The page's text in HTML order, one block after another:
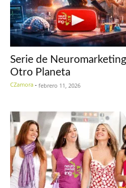
Serie de
Otro Planeta
CZamora - febrero 11, 2026